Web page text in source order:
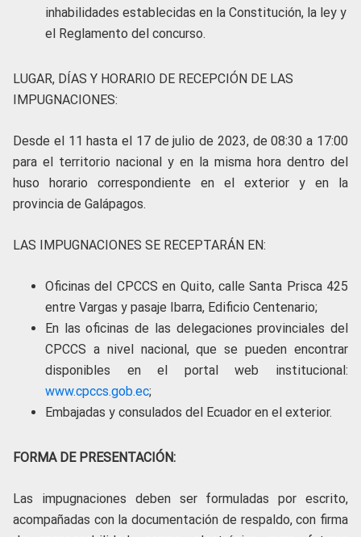
inhabilidades establecidas en la Constitución, la ley y
el Reglamento del concurso.
LUGAR, DÍAS Y HORARIO DE RECEPCIÓN DE LAS
IMPUGNACIONES:
Desde el 11 hasta el 17 de julio de 2023, de 08:30 a 17:00
para el territorio nacional y en la misma hora dentro del
huso horario correspondiente en el exterior y en la
provincia de Galápagos.
LAS IMPUGNACIONES SE RECEPTARÁN EN:
Oficinas del CPCCS en Quito, calle Santa Prisca 425
entre Vargas y pasaje Ibarra, Edificio Centenario;
En las oficinas de las delegaciones provinciales del
CPCCS a nivel nacional, que se pueden encontrar
disponibles en el portal web institucional:
www.cpccs.gob.ec;
Embajadas y consulados del Ecuador en el exterior.
FORMA DE PRESENTACIÓN:
Las impugnaciones deben ser formuladas por escrito,
acompañadas con la documentación de respaldo, con firma